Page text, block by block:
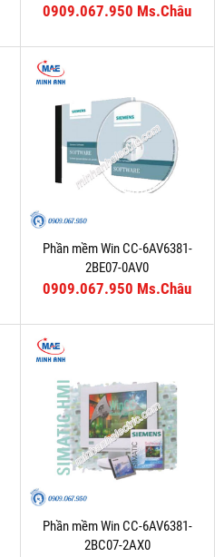
0909.067.950 Ms.Châu
Phần mềm Win CC-6AV6381-
2BE07-0AV0
0909.067.950 Ms.Châu
Phần mềm Win CC-6AV6381-
2BC07-2AX0